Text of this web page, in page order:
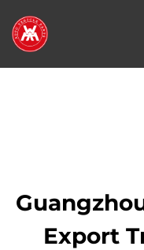
Export